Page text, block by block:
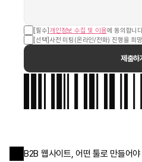
[필수] 개인정보 수집 및 이용에 동의합니
[선택]사전 미팅(온라인/전화) 진행을 희
제출하
B2B 웹사이트, 어떤 툴로 만들어